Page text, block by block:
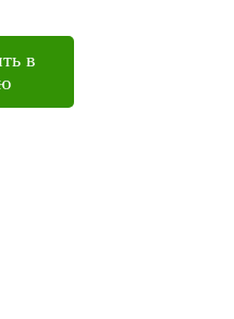
в